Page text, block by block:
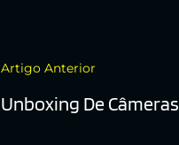
Artigo Anterior
Unboxing De Câmeras